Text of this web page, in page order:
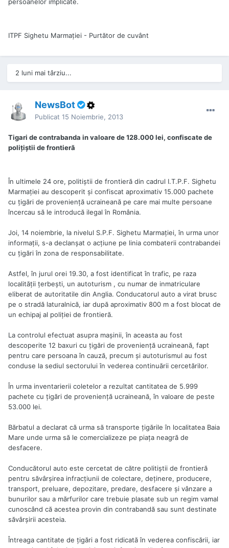
persoanelor implicate.
ITPF Sighetu Marmației - Purtător de cuvânt
2 luni mai târziu...
NewsBot
Publicat 15 Noiembrie, 2013
Tigari de contrabanda in valoare de 128.000 lei, confiscate de
poliţiştii de frontieră
În ultimele 24 ore, politiștii de frontieră din cadrul I.T.P.F. Sighetu
Marmației au descoperit și confiscat aproximativ 15.000 pachete
cu țigări de proveniență ucraineană pe care mai multe persoane
încercau să le introducă ilegal în România.
Joi, 14 noiembrie, la nivelul S.P.F. Sighetu Marmației, în urma unor
informații, s-a declanșat o acțiune pe linia combaterii contrabandei
cu țigări în zona de responsabilitate.
Astfel, în jurul orei 19.30, a fost identificat în trafic, pe raza
localității țerbești, un autoturism , cu numar de inmatriculare
eliberat de autoritatile din Anglia. Conducatorul auto a virat brusc
pe o stradă laturalnică, iar după aproximativ 800 m a fost blocat de
un echipaj al poliției de frontieră.
La controlul efectuat asupra mașinii, în aceasta au fost
descoperite 12 baxuri cu țigări de proveniență ucraineană, fapt
pentru care persoana în cauză, precum și autoturismul au fost
conduse la sediul sectorului în vederea continuării cercetărilor.
În urma inventarierii coletelor a rezultat cantitatea de 5.999
pachete cu țigări de proveniență ucraineană, în valoare de peste
53.000 lei.
Bărbatul a declarat că urma să transporte țigările în localitatea Baia
Mare unde urma să le comercializeze pe piața neagră de
desfacere.
Conducătorul auto este cercetat de către politiștii de frontieră
pentru săvârșirea infracțiunii de colectare, deținere, producere,
transport, preluare, depozitare, predare, desfacere și vânzare a
bunurilor sau a mărfurilor care trebuie plasate sub un regim vamal
cunoscând că acestea provin din contrabandă sau sunt destinate
săvârșirii acesteia.
Întreaga cantitate de țigări a fost ridicată în vederea confiscării, iar